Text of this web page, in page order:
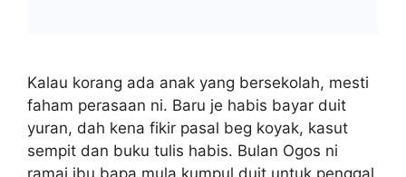
Kalau korang ada anak yang bersekolah, mesti
faham perasaan ni. Baru je habis bayar duit
yuran, dah kena fikir pasal beg koyak, kasut
sempit dan buku tulis habis. Bulan Ogos ni
ramai ibu bapa mula kumpul duit untuk penggal